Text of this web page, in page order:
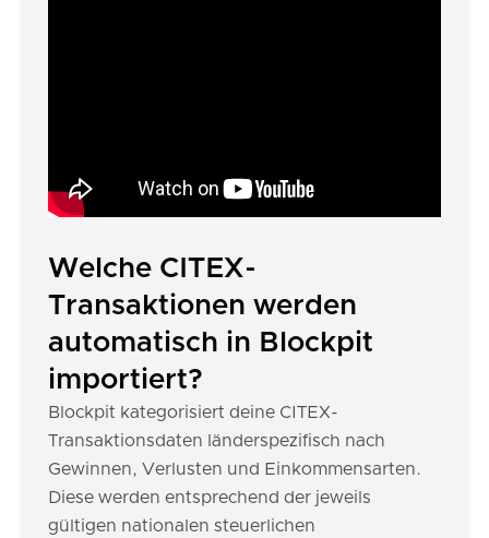
Welche CITEX-
Transaktionen werden
automatisch in Blockpit
importiert?
Blockpit kategorisiert deine CITEX-
Transaktionsdaten länderspezifisch nach
Gewinnen, Verlusten und Einkommensarten.
Diese werden entsprechend der jeweils
gültigen nationalen steuerlichen